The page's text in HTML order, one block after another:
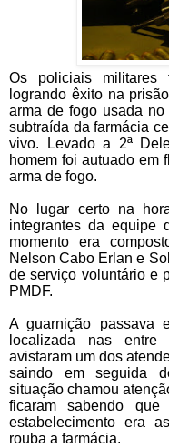
Os policiais militares
logrando êxito na
arma de fogo usada
subtraída da farmácia
vivo. Levado a 2ª
homem foi autuado em
arma de fogo.
No lugar certo na
integrantes da equipe
momento era
Nelson Cabo Erlan e
de serviço voluntário e
PMDF.
A guarnição passava
localizada nas entre
avistaram um dos
saindo em seguida
situação chamou
ficaram sabendo
estabelecimento era
rouba a farmácia.